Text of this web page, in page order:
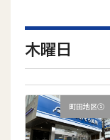
木曜日
町田地区①